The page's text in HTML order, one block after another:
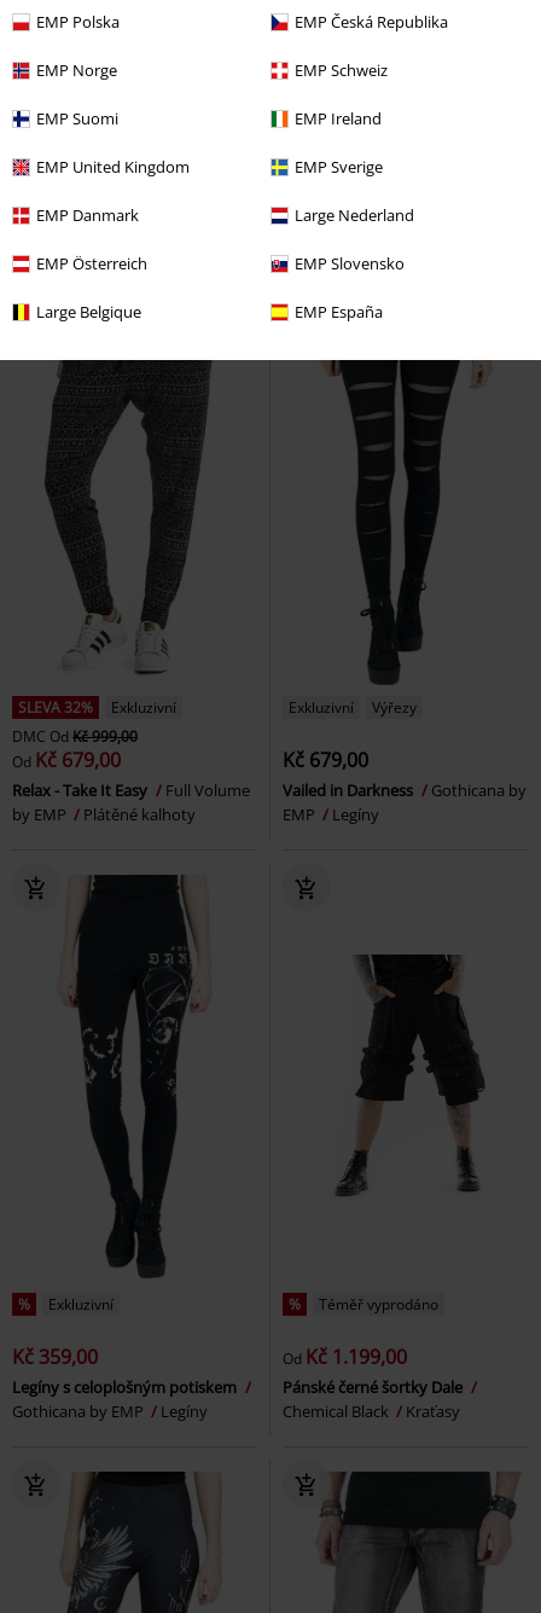
EMP Polska EMP Česká Republika
EMP Norge EMP Schweiz
EMP Suomi EMP Ireland
EMP United Kingdom EMP Sverige
EMP Danmark Large Nederland
EMP Österreich EMP Slovensko
Large Belgique EMP España
%
Kč 1.769,00
Legíny
% Kovové detaily
Kč 1.852,00
Plátěné kalhoty
SLEVA 32%
Exkluzivní
DMC Od Kč 999,00
Od Kč 679,00
Relax - Take It Easy
Full Volume
by EMP
Plátěné kalhoty
Exkluzivní Výřezy
Kč 679,00
Vailed in Darkness
Gothicana by
EMP
Legíny
% Exkluzivní
Kč 359,00
Legíny s celoplošným potiskem
Gothicana by EMP
Legíny
% Téměř vyprodáno
Od Kč 1.199,00
Pánské černé šortky Dale
Chemical Black
Kraťasy